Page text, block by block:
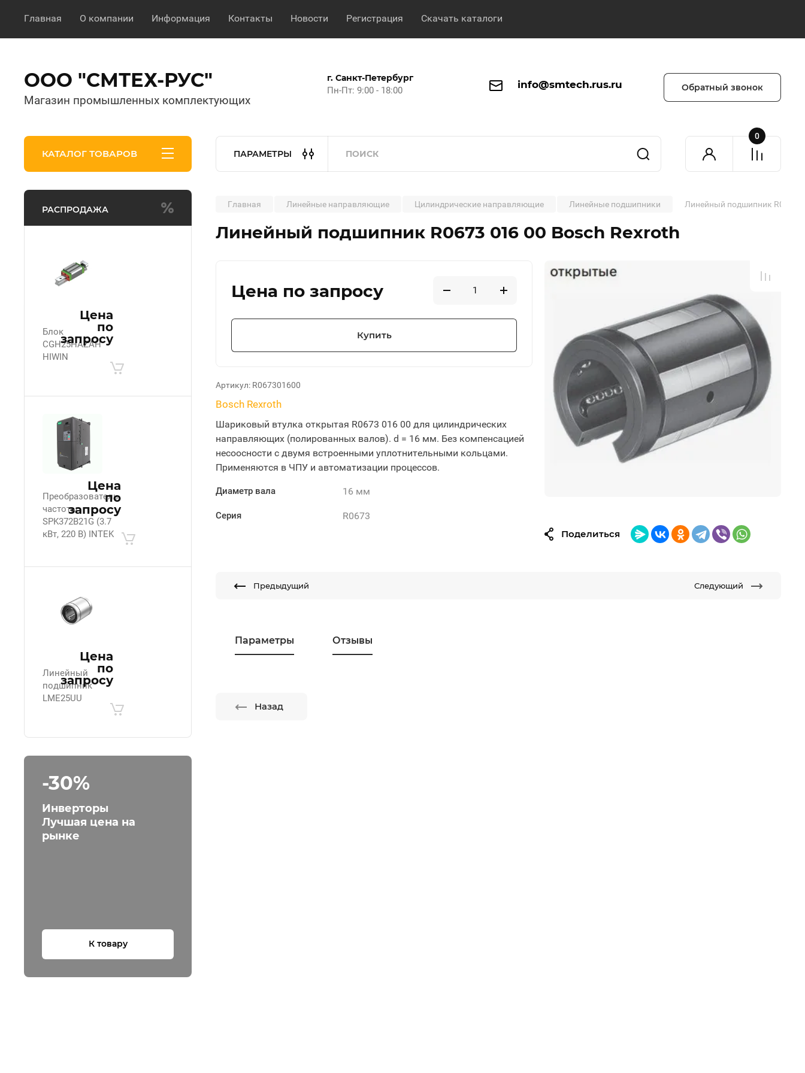
Главная О компании Информация Контакты Новости Регистрация Скачать каталоги
ООО "СМТЕХ-РУС"
Магазин промышленных комплектующих
г. Санкт-Петербург
Пн-Пт: 9:00 - 18:00
info@smtech.rus.ru Обратный звонок
КАТАЛОГ ТОВАРОВ ПАРАМЕТРЫ
0
РАСПРОДАЖА
Блок
CGH25HAZAH
HIWIN
Цена
по
запросу
Преобразователь
частоты
SPK372B21G (3.7
кВт, 220 В) INTEK
Цена
по
запросу
Линейный
подшипник
LME25UU
Цена
по
запросу
-30%
Инверторы
Лучшая цена на
рынке
К товару
Главная Линейные направляющие Цилиндрические направляющие Линейные подшипники Линейный подшипник R0673
Линейный подшипник R0673 016 00 Bosch Rexroth
Цена по запросу
Купить
Артикул: R067301600
Bosch Rexroth
Шариковый втулка открытая R0673 016 00 для цилиндрических
направляющих (полированных валов). d = 16 мм. Без компенсацией
несоосности с двумя встроенными уплотнительными кольцами.
Применяются в ЧПУ и автоматизации процессов.
Диаметр вала 16 мм
Серия
R0673
Поделиться
Предыдущий Следующий
Параметры Отзывы
Назад